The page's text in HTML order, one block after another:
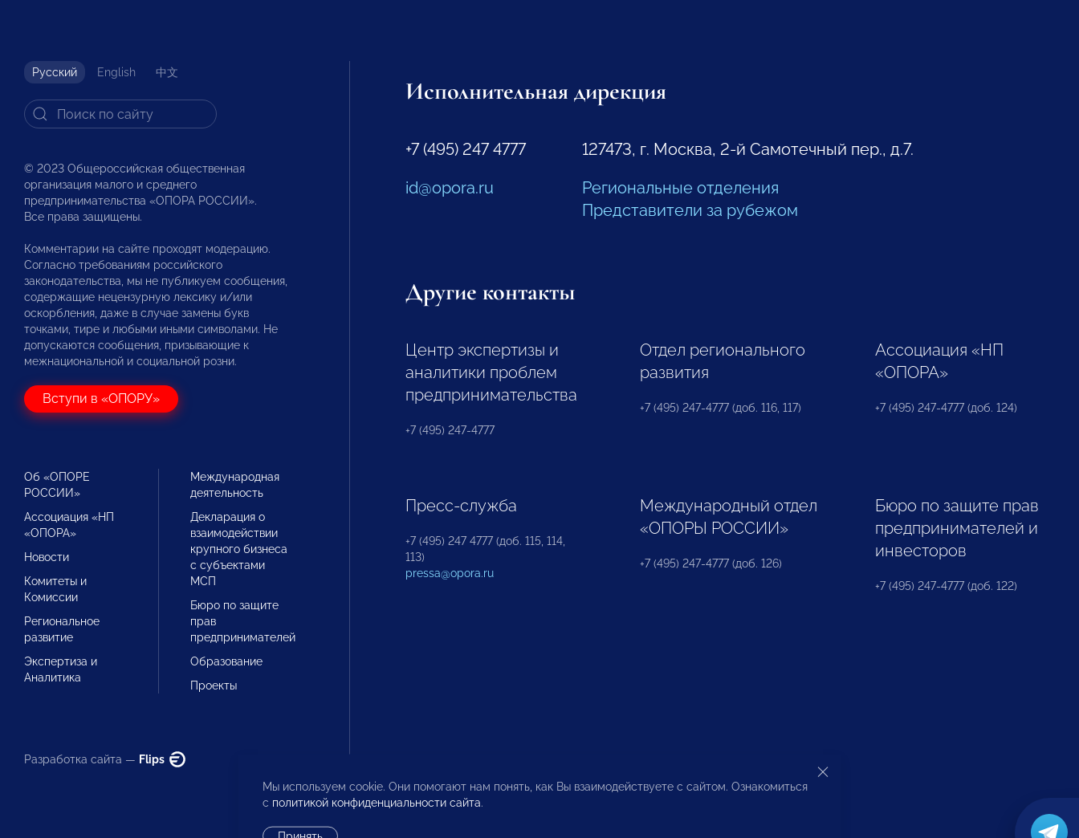
Русский English 中文
© 2023 Общероссийская общественная
организация малого и среднего
предпринимательства «ОПОРА РОССИИ».
Все права защищены.
Комментарии на сайте проходят модерацию.
Согласно требованиям российского
законодательства, мы не публикуем сообщения,
содержащие нецензурную лексику и/или
оскорбления, даже в случае замены букв
точками, тире и любыми иными символами. Не
допускаются сообщения, призывающие к
межнациональной и социальной розни.
Вступи в «ОПОРУ»
Об «ОПОРЕ
РОССИИ»
Ассоциация «НП
«ОПОРА»
Новости
Комитеты и
Комиссии
Региональное
развитие
Экспертиза и
Аналитика
Международная
деятельность
Декларация о
взаимодействии
крупного бизнеса
с субъектами
МСП
Бюро по защите
прав
предпринимателей
Образование
Проекты
Разработка сайта — Flips
Исполнительная дирекция
+7 (495) 247 4777
id@opora.ru
127473, г. Москва, 2-й Самотечный пер., д.7.
Региональные отделения
Представители за рубежом
Другие контакты
Центр экспертизы и
аналитики проблем
предпринимательства
+7 (495) 247-4777
Отдел регионального
развития
+7 (495) 247-4777 (доб. 116, 117)
Ассоциация «НП
«ОПОРА»
+7 (495) 247-4777 (доб. 124)
Пресс-служба
+7 (495) 247 4777 (доб. 115, 114,
113)
pressa@opora.ru
Международный отдел
«ОПОРЫ РОССИИ»
+7 (495) 247-4777 (доб. 126)
Бюро по защите прав
предпринимателей и
инвесторов
+7 (495) 247-4777 (доб. 122)
Мы используем cookie. Они помогают нам понять, как Вы взаимодействуете с сайтом. Ознакомиться
с политикой конфиденциальности сайта.